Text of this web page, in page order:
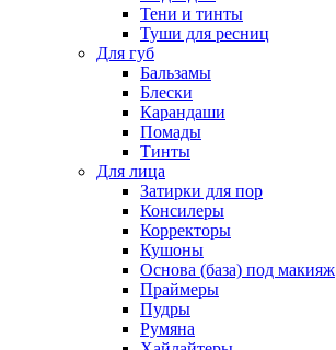
Тени и тинты
Туши для ресниц
Для губ
Бальзамы
Блески
Карандаши
Помады
Тинты
Для лица
Затирки для пор
Консилеры
Корректоры
Кушоны
Основа (база) под макияж
Праймеры
Пудры
Румяна